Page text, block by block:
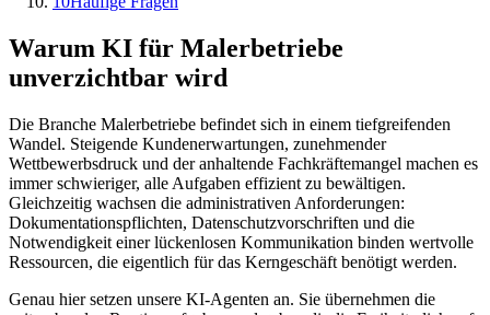
Warum KI für Malerbetriebe
unverzichtbar wird
Die Branche Malerbetriebe befindet sich in einem tiefgreifenden
Wandel. Steigende Kundenerwartungen, zunehmender
Wettbewerbsdruck und der anhaltende Fachkräftemangel machen es
immer schwieriger, alle Aufgaben effizient zu bewältigen.
Gleichzeitig wachsen die administrativen Anforderungen:
Dokumentationspflichten, Datenschutzvorschriften und die
Notwendigkeit einer lückenlosen Kommunikation binden wertvolle
Ressourcen, die eigentlich für das Kerngeschäft benötigt werden.
Genau hier setzen unsere KI-Agenten an. Sie übernehmen die